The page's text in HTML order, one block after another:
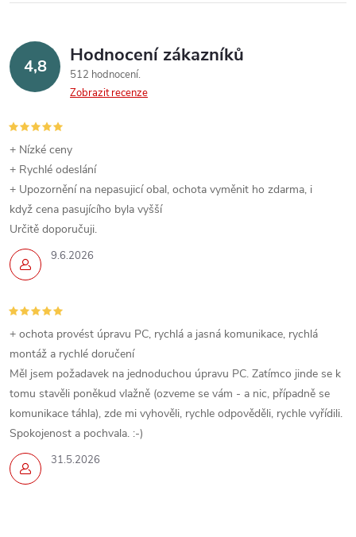
4,8 Hodnocení zákazníků
512 hodnocení
Zobrazit recenze
9.6.2026
+ Nízké ceny
+ Rychlé odeslání
+ Upozornění na nepasujicí obal, ochota vyměnit ho zdarma, i
když cena pasujícího byla vyšší
Určitě doporučuji.
31.5.2026
+ ochota provést úpravu PC, rychlá a jasná komunikace, rychlá
montáž a rychlé doručení
Měl jsem požadavek na jednoduchou úpravu PC. Zatímco jinde se k
tomu stavěli poněkud vlažně (ozveme se vám - a nic, případně se
komunikace táhla), zde mi vyhověli, rychle odpověděli, rychle vyřídili.
Spokojenost a pochvala. :-)